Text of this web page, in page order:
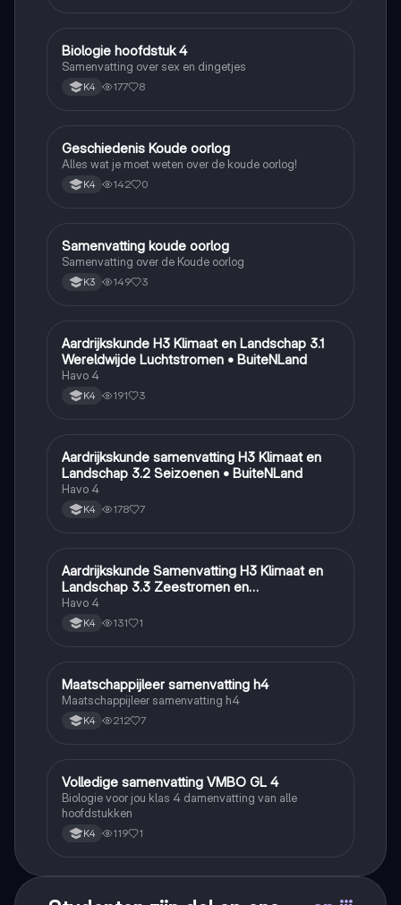
Biologie
Biologie hoofdstuk 4
Samenvatting over sex en dingetjes
K4 177 8
Geschiedenis
Geschiedenis Koude oorlog
Alles wat je moet weten over de koude oorlog!
K4 142 0
Geschiedenis
Samenvatting koude oorlog
Samenvatting over de Koude oorlog
K3 149 3
Aardrijkskunde
Aardrijkskunde H3 Klimaat en Landschap 3.1
Wereldwijde Luchtstromen • BuiteNLand
Havo 4
K4 191 3
Aardrijkskunde
Aardrijkskunde samenvatting H3 Klimaat en
Landschap 3.2 Seizoenen • BuiteNLand
Havo 4
K4 178 7
Aardrijkskunde
Aardrijkskunde Samenvatting H3 Klimaat en
Landschap 3.3 Zeestromen en
Klimaatgebieden • BuiteNLand
Havo 4
K4 131 1
Maatschappijleer
Maatschappijleer samenvatting h4
Maatschappijleer samenvatting h4
K4 212 7
Biologie
Volledige samenvatting VMBO GL 4
Biologie voor jou klas 4 damenvatting van alle
hoofdstukken
K4 119 1